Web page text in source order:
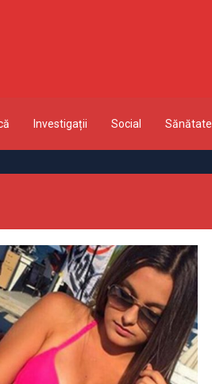
Investigații Social Sănătate